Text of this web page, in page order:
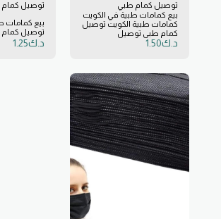
توصيل كمام طبي
بيع كمامات طبية في الكويت
كمامات طبية الكويت توصيل
كمام طبي توصيل
د.ك1.50
توصيل كمام n95 طبي
بيع كمامات
توصيل كمام n95 طبي
د.ك1.25